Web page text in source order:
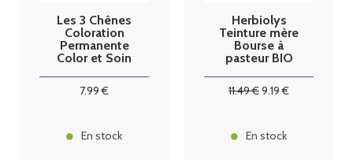
Les 3 Chênes
Coloration
Permanente
Color et Soin
7.99 €
En stock
Herbiolys
Teinture mère
Bourse à
pasteur BIO
11.49€9.19 €
En stock